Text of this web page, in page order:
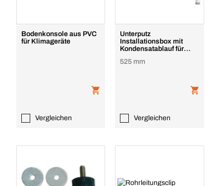
Bodenkonsole aus PVC
für Klimageräte
Vergleichen
Unterputz
Installationsbox mit
Kondensatablauf für
525 mm
Vergleichen